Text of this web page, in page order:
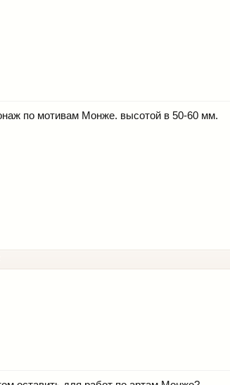
по мотивам Монже. высотой в 50-60 мм.